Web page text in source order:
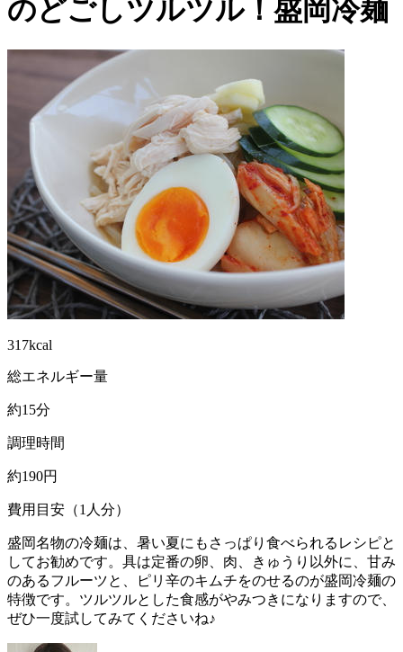
のどごしツルツル！盛岡冷麺
317kcal
総エネルギー量
約15分
調理時間
約190円
費用目安（1人分）
盛岡名物の冷麺は、暑い夏にもさっぱり食べられるレシピと
してお勧めです。具は定番の卵、肉、きゅうり以外に、甘み
のあるフルーツと、ピリ辛のキムチをのせるのが盛岡冷麺の
特徴です。ツルツルとした食感がやみつきになりますので、
ぜひ一度試してみてくださいね♪